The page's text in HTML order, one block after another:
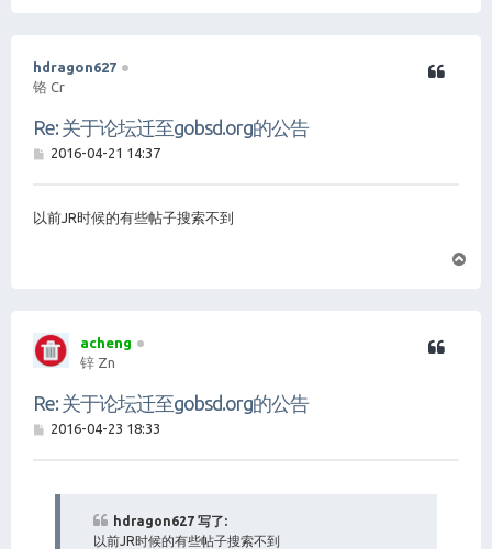
hdragon627
铬 Cr
Re: 关于论坛迁至gobsd.org的公告
帖
2016-04-21 14:37
以前JR时候的有些帖子搜索不到
acheng
锌 Zn
Re: 关于论坛迁至gobsd.org的公告
帖
2016-04-23 18:33
hdragon627 写了:
以前JR时候的有些帖子搜索不到